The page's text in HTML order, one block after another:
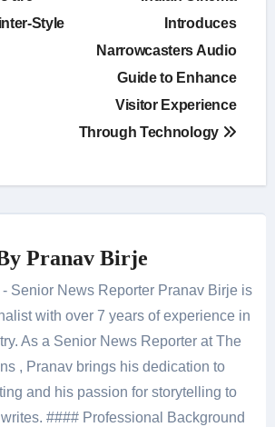
Style
Introduces
Narrowcasters Audio
Guide to Enhance
Visitor Experience
Through Technology
Pranav Birje
Senior News Reporter Pranav Birje is
with over 7 years of experience in
As a Senior News Reporter at The
, Pranav brings his dedication to
and his passion for storytelling to
#### Professional Background